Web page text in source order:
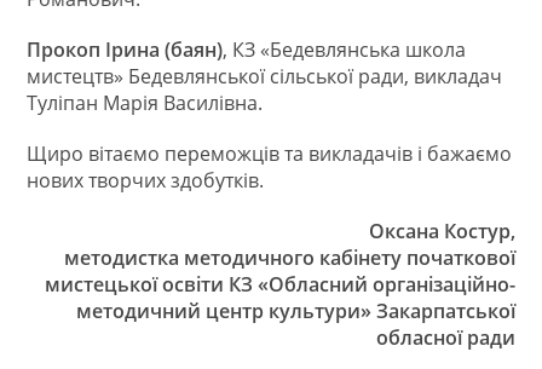
Прокоп Ірина (баян), КЗ «Бедевлянська школа
мистецтв» Бедевлянської сільської ради, викладач
Туліпан Марія Василівна.
Щиро вітаємо переможців та викладачів і бажаємо
нових творчих здобутків.
Оксана Костур,
методистка методичного кабінету початкової
мистецької освіти КЗ «Обласний організаційно-
методичний центр культури» Закарпатської
обласної ради